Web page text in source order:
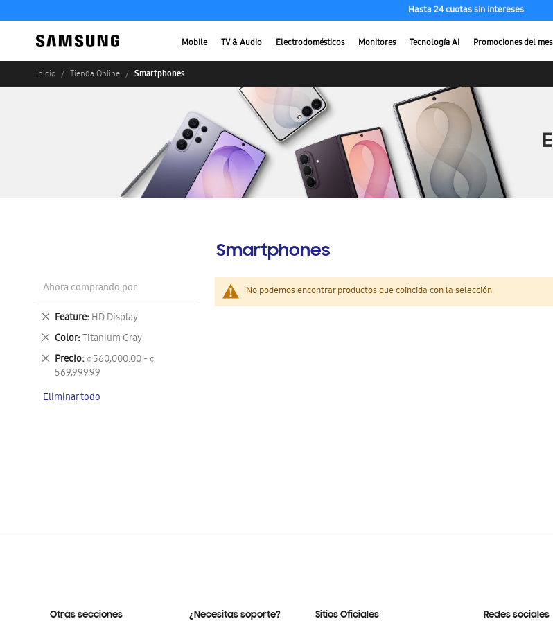
Compra ahora con ENVÍO GRATIS
Mobile TV & Audio Electrodomésticos Monitores Tecnología AI Promociones del mes
Inicio Tienda Online Smartphones
Smartphones
No podemos encontrar productos que coincida con la selección.
Ahora comprando por
Feature HD Display
Eliminar
este
artículo
Color Titanium Gray
Eliminar
este
artículo
Precio ¢ 560,000.00 - ¢
569,999.99
Eliminar
este
Eliminar todo
Otras secciones ¿Necesitas soporte? Sitios Oficiales Redes sociales